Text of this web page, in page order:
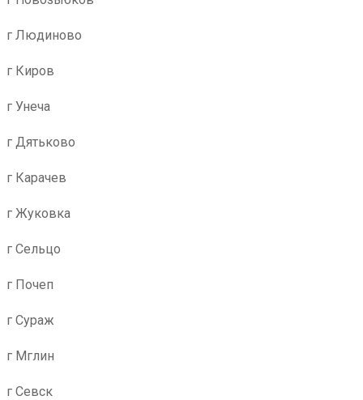
г Людиново
г Киров
г Унеча
г Дятьково
г Карачев
г Жуковка
г Сельцо
г Почеп
г Сураж
г Мглин
г Севск